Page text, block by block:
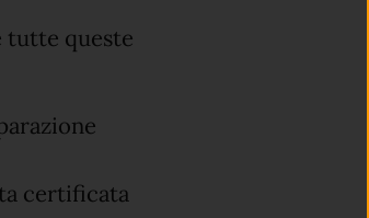
tutte queste
certificata